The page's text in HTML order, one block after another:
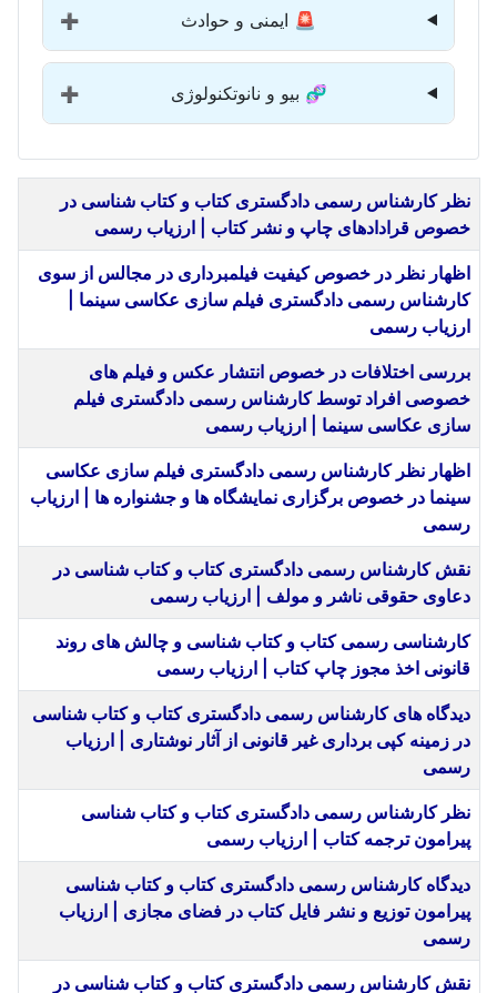
🚨 ایمنی و حوادث ➕
🧬 بیو و نانوتکنولوژی ➕
عنوان
نظر کارشناس رسمی دادگستری کتاب و کتاب شناسی در
خصوص قراداد‌های چاپ و نشر کتاب | ارزیاب رسمی
اظهار نظر در خصوص کیفیت فیلمبرداری در مجالس از سوی
کارشناس رسمی دادگستری فیلم سازی عکاسی سینما |
ارزیاب رسمی
بررسی اختلافات در خصوص انتشار عکس و فیلم های
خصوصی افراد توسط کارشناس رسمی دادگستری فیلم
سازی عکاسی سینما | ارزیاب رسمی
اظهار نظر کارشناس رسمی دادگستری فیلم سازی عکاسی
سینما در خصوص برگزاری نمایشگاه ها و جشنواره ها | ارزیاب
رسمی
نقش کارشناس رسمی دادگستری کتاب و کتاب شناسی در
دعاوی حقوقی ناشر و مولف | ارزیاب رسمی
کارشناسی رسمی کتاب و کتاب شناسی و چالش های روند
قانونی اخذ مجوز چاپ کتاب | ارزیاب رسمی
دیدگاه های کارشناس رسمی دادگستری کتاب و کتاب شناسی
در زمینه کپی برداری غیر قانونی از آثار نوشتاری | ارزیاب
رسمی
نظر کارشناس رسمی دادگستری کتاب و کتاب شناسی
پیرامون ترجمه کتاب | ارزیاب رسمی
دیدگاه کارشناس رسمی دادگستری کتاب و کتاب شناسی
پیرامون توزیع و نشر فایل کتاب در فضای مجازی | ارزیاب
رسمی
نقش کارشناس رسمی دادگستری کتاب و کتاب شناسی در